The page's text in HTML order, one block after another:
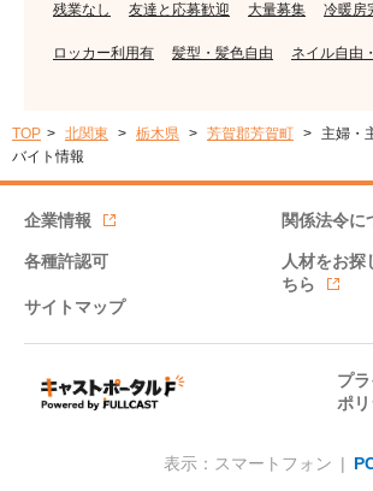
残業なし 友達と応募歓迎 大量募集 冷暖房
ロッカー利用有 髪型・髪色自由 ネイル自由
TOP 北関東 栃木県 芳賀郡芳賀町
主婦・
バイト情報
企業情報 関係法令に
各種許認可 人材をお探
ちら
サイトマップ
プ
ポ
表示：スマートフォン |